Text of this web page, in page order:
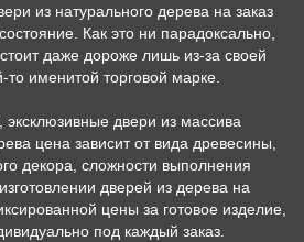
из натурального дерева на заказ
Как это ни парадоксально,
даже дороже лишь из-за своей
то именитой торговой марке.
эксклюзивные двери из массива
цена зависит от вида древесины,
декора, сложности выполнения
дверей из дерева на
цены за готовое изделие,
под каждый заказ.